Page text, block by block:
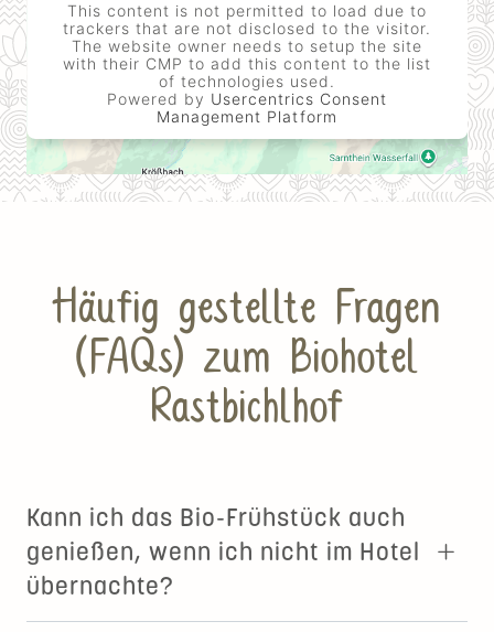
This content is not permitted to load due to
trackers that are not disclosed to the visitor.
The website owner needs to setup the site
with their CMP to add this content to the list
of technologies used.
Powered by Usercentrics Consent
Management Platform
Häufig gestellte Fragen
(FAQs) zum Biohotel
Rastbichlhof
Kann ich das Bio-Frühstück auch
genießen, wenn ich nicht im Hotel
übernachte?